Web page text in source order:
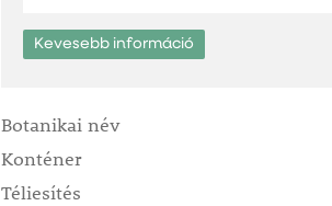
Kevesebb információ
Botanikai név
Konténer
Téliesítés